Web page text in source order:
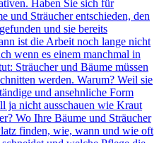
Haben Sie sich für
und Sträucher entschieden, den
und sie bereits
ist die Arbeit noch lange nicht
wenn es einem manchmal in
Sträucher und Bäume müssen
werden. Warum? Weil sie
und ansehnliche Form
ja nicht ausschauen wie Kraut
Wo Ihre Bäume und Sträucher
finden, wie, wann und wie oft